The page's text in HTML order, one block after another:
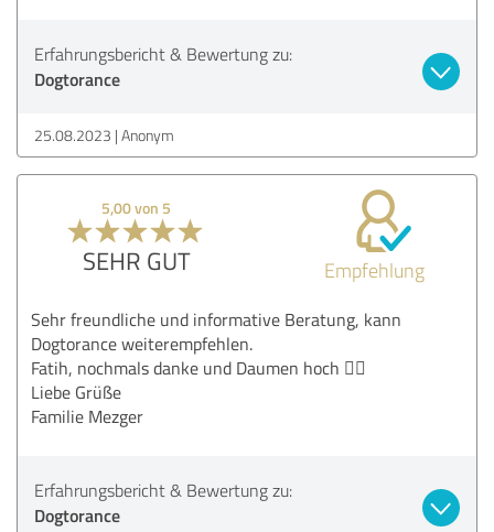
Erfahrungsbericht & Bewertung zu:
Dogtorance
25.08.2023 Anonym
5,00 von 5
SEHR GUT Empfehlung
Sehr freundliche und informative Beratung, kann
Dogtorance weiterempfehlen.
Fatih, nochmals danke und Daumen hoch 👍🏻
Liebe Grüße
Familie Mezger
Erfahrungsbericht & Bewertung zu:
Dogtorance